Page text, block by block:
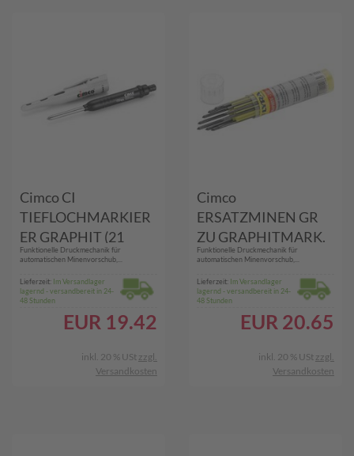
Cimco CI
TIEFLOCHMARKIER
ER GRAPHIT (21
3150)
Funktionelle Druckmechanik für
automatischen Minenvorschub,...
Lieferzeit: Im Versandlager
lagernd - versandbereit in 24-
48 Stunden
EUR 19.42
inkl. 20 % USt zzgl.
Versandkosten
Cimco
ERSATZMINEN GR
ZU GRAPHITMARK.
(212152
(VPE=12STK))
Funktionelle Druckmechanik für
automatischen Minenvorschub,...
Lieferzeit: Im Versandlager
lagernd - versandbereit in 24-
48 Stunden
EUR 20.65
inkl. 20 % USt zzgl.
Versandkosten